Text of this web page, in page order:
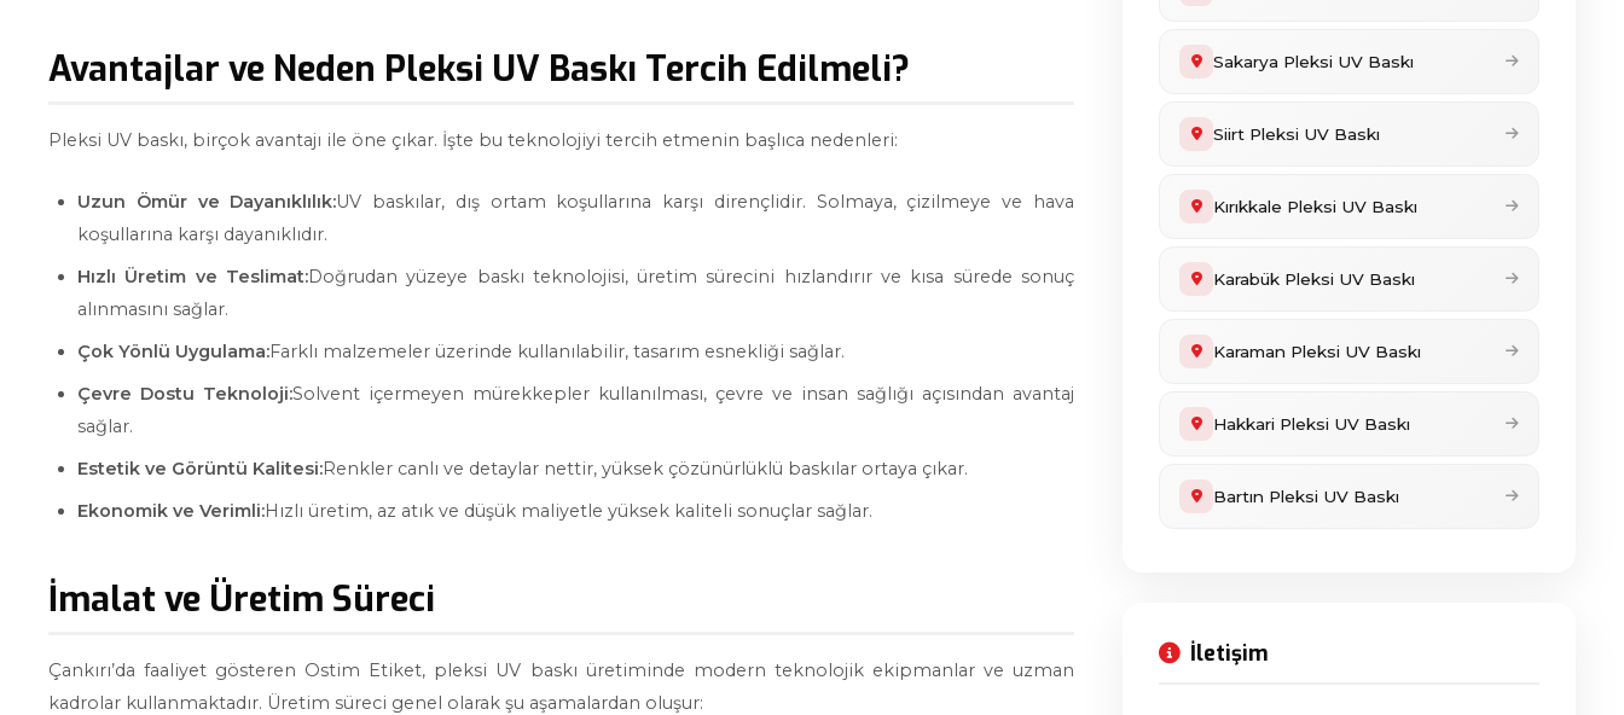
Avantajlar ve Neden Pleksi UV Baskı Tercih Edilmeli?
Pleksi UV baskı, birçok avantajı ile öne çıkar. İşte bu teknolojiyi tercih etmenin başlıca nedenleri:
Uzun Ömür ve Dayanıklılık:UV baskılar, dış ortam koşullarına karşı dirençlidir. Solmaya, çizilmeye ve hava
koşullarına karşı dayanıklıdır.
Hızlı Üretim ve Teslimat:Doğrudan yüzeye baskı teknolojisi, üretim sürecini hızlandırır ve kısa sürede sonuç
alınmasını sağlar.
Çok Yönlü Uygulama:Farklı malzemeler üzerinde kullanılabilir, tasarım esnekliği sağlar.
Çevre Dostu Teknoloji:Solvent içermeyen mürekkepler kullanılması, çevre ve insan sağlığı açısından avantaj
sağlar.
Estetik ve Görüntü Kalitesi:Renkler canlı ve detaylar nettir, yüksek çözünürlüklü baskılar ortaya çıkar.
Ekonomik ve Verimli:Hızlı üretim, az atık ve düşük maliyetle yüksek kaliteli sonuçlar sağlar.
İmalat ve Üretim Süreci
Çankırı’da faaliyet gösteren Ostim Etiket, pleksi UV baskı üretiminde modern teknolojik ekipmanlar ve uzman
kadrolar kullanmaktadır. Üretim süreci genel olarak şu aşamalardan oluşur:
Sakarya Pleksi UV Baskı
Siirt Pleksi UV Baskı
Kırıkkale Pleksi UV Baskı
Karabük Pleksi UV Baskı
Karaman Pleksi UV Baskı
Hakkari Pleksi UV Baskı
Bartın Pleksi UV Baskı
İletişim